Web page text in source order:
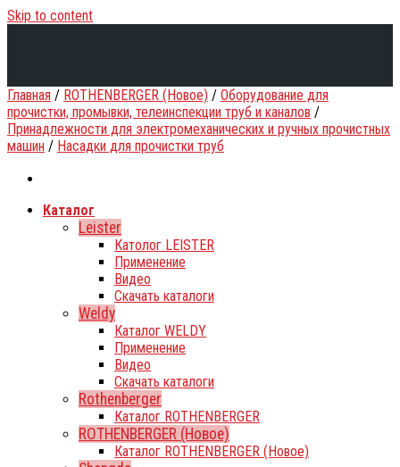
Skip to content
Каталог
Leister
Католог LEISTER
Применение
Видео
Скачать каталоги
Weldy
Каталог WELDY
Применение
Видео
Скачать каталоги
Rothenberger
Каталог ROTHENBERGER
ROTHENBERGER (Новое)
Каталог ROTHENBERGER (Новое)
Главная / ROTHENBERGER (Новое) / Оборудование для
прочистки, промывки, телеинспекции труб и каналов /
Принадлежности для электромеханических и ручных прочистных
машин / Насадки для прочистки труб